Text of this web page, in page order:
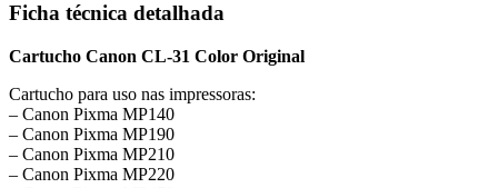
Ficha técnica detalhada
Cartucho Canon CL-31 Color Original
Cartucho para uso nas impressoras:
– Canon Pixma MP140
– Canon Pixma MP190
– Canon Pixma MP210
– Canon Pixma MP220